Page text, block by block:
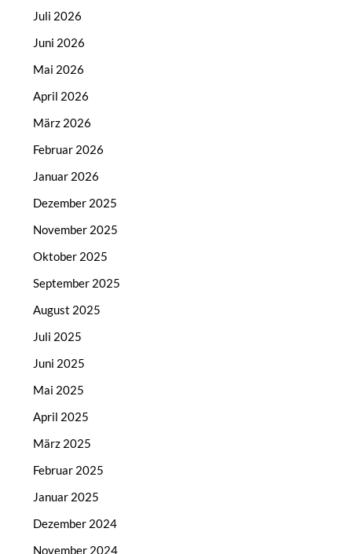
Juli 2026
Juni 2026
Mai 2026
April 2026
März 2026
Februar 2026
Januar 2026
Dezember 2025
November 2025
Oktober 2025
September 2025
August 2025
Juli 2025
Juni 2025
Mai 2025
April 2025
März 2025
Februar 2025
Januar 2025
Dezember 2024
November 2024